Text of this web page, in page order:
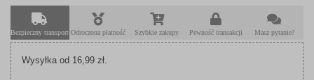
Bezpieczny transport Odroczona płatność Szybkie zakupy Pewność transakcji Masz pytanie?
Wysyłka od 16,99 zł.